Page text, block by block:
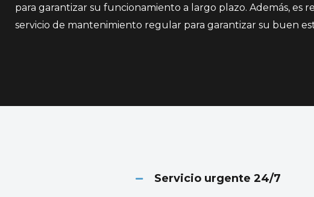
para garantizar su funcionamiento a largo plazo. Además, es
servicio de mantenimiento regular para garantizar su buen
Servicio urgente 24/7